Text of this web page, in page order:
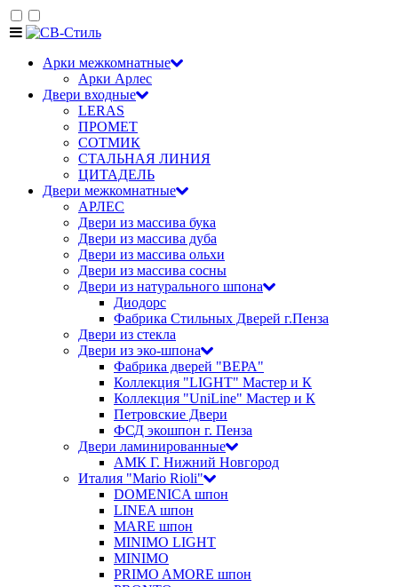
Арки межкомнатные
Арки Арлес
Двери входные
LERAS
ПРОМЕТ
СОТМИК
СТАЛЬНАЯ ЛИНИЯ
ЦИТАДЕЛЬ
Двери межкомнатные
АРЛЕС
Двери из массива бука
Двери из массива дуба
Двери из массива ольхи
Двери из массива сосны
Двери из натурального шпона
Диодорс
Фабрика Стильных Дверей г.Пенза
Двери из стекла
Двери из эко-шпона
Фабрика дверей "ВЕРА"
Коллекция "LIGHT" Мастер и К
Коллекция "UniLine" Мастер и К
Петровские Двери
ФСД экошпон г. Пенза
Двери ламинированные
АМК Г. Нижний Новгород
Италия "Mario Rioli"
DOMENICA шпон
LINEA шпон
MARE шпон
MINIMO LIGHT
MINIMO
PRIMO AMORE шпон